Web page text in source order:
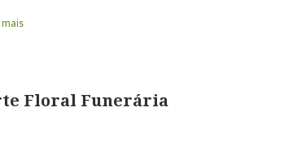
mais
Floral Funerária